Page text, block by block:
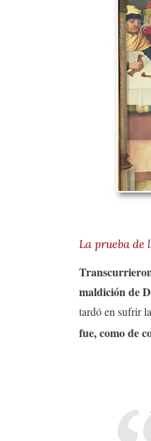
La prueba
maldición de
tardó en sufrir
fue, como de